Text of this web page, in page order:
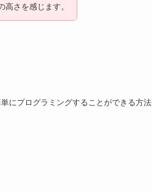
さを感じます。
にプログラミングすることができる方法